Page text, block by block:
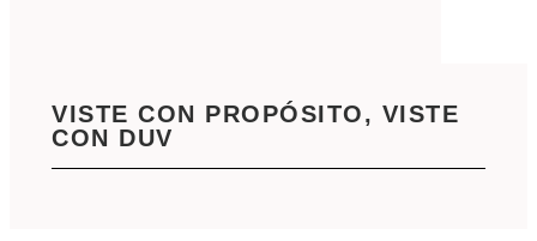
VISTE CON PROPÓSITO, VISTE
CON DUV